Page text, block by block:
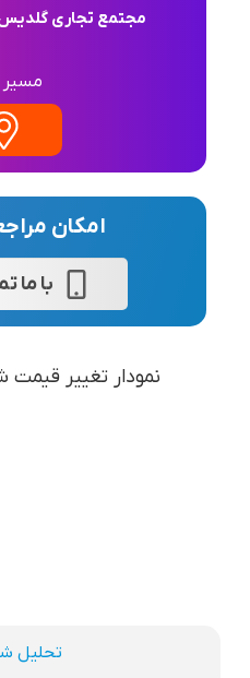
مجتمع تجاری گلدیس – طبقه
مسیر
امکان
با ما
نمودار تغییر قیمت شماره
تحلیل